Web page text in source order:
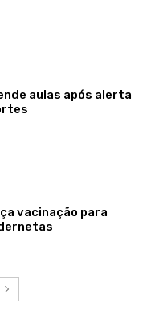
aulas após alerta
vacinação para